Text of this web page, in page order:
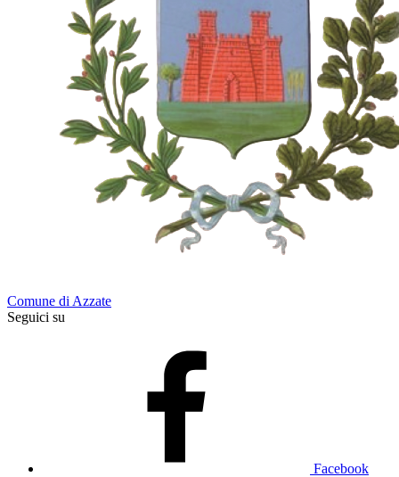
Comune di Azzate
Seguici su
Facebook